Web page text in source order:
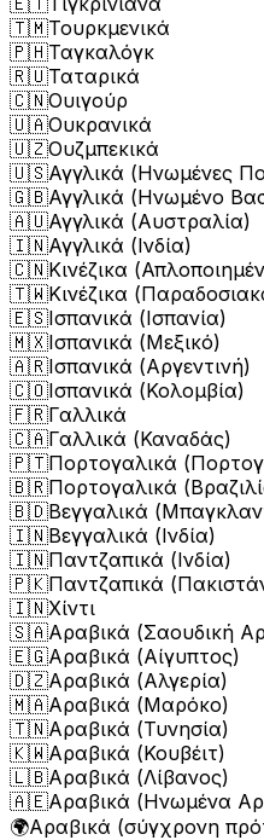
🇹🇲Τουρκμενικά
🇵🇭Ταγκαλόγκ
🇷🇺Ταταρικά
🇨🇳Ουιγούρ
🇺🇦Ουκρανικά
🇺🇿Ουζμπεκικά
🇺🇸Αγγλικά (Ηνωμένες
🇬🇧Αγγλικά (Ηνωμένο
🇦🇺Αγγλικά (Αυστραλία)
🇮🇳Αγγλικά (Ινδία)
🇨🇳Κινέζικα
🇹🇼Κινέζικα
🇪🇸Ισπανικά (Ισπανία)
🇲🇽Ισπανικά (Μεξικό)
🇦🇷Ισπανικά (Αργεντινή)
🇨🇴Ισπανικά (Κολομβία)
🇫🇷Γαλλικά
🇨🇦Γαλλικά (Καναδάς)
🇵🇹Πορτογαλικά
🇧🇷Πορτογαλικά
🇧🇩Βεγγαλικά
🇮🇳Βεγγαλικά (Ινδία)
🇮🇳Παντζαπικά (Ινδία)
🇵🇰Παντζαπικά
🇮🇳Χίντι
🇸🇦Αραβικά (Σαουδική
🇪🇬Αραβικά (Αίγυπτος)
🇩🇿Αραβικά (Αλγερία)
🇲🇦Αραβικά (Μαρόκο)
🇹🇳Αραβικά (Τυνησία)
🇰🇼Αραβικά (Κουβέιτ)
🇱🇧Αραβικά (Λίβανος)
🇦🇪Αραβικά (Ηνωμένα
🌍Αραβικά (σύγχρονη